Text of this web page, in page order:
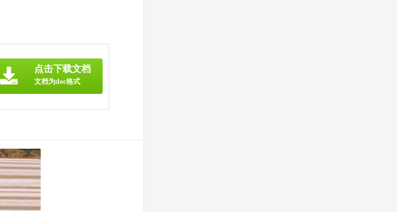
点击下载文档
文档为doc格式